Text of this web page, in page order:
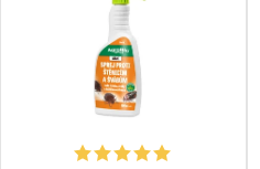
dlouhodobý účinek.